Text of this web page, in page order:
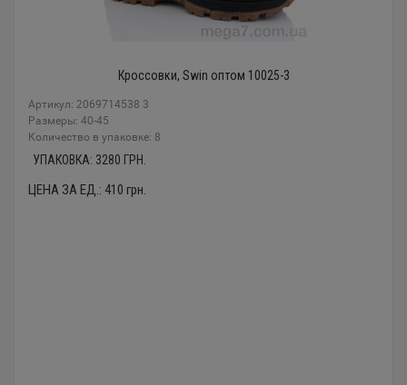
Кроссовки, Swin оптом 10025-3
Артикул: 2069714538 3
Размеры: 40-45
Количество в упаковке: 8
УПАКОВКА: 3280 ГРН.
ЦЕНА ЗА ЕД.: 410 грн.